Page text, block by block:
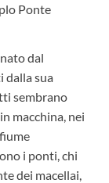
Ponte
dal
dalla sua
sembrano
macchina, nei
i ponti, chi
dei macellai,